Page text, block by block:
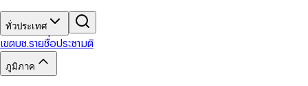
ทั่วประเทศ
เขตบช.รายชื่อประชามติ
ภูมิภาค